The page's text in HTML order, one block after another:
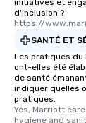
initiatives et
d'inclusion ?
https://
SANTÉ ET
Les pratiques du
ont-elles été
de santé
indiquer quelles
pratiques.
Yes, Marriott
hygiene and